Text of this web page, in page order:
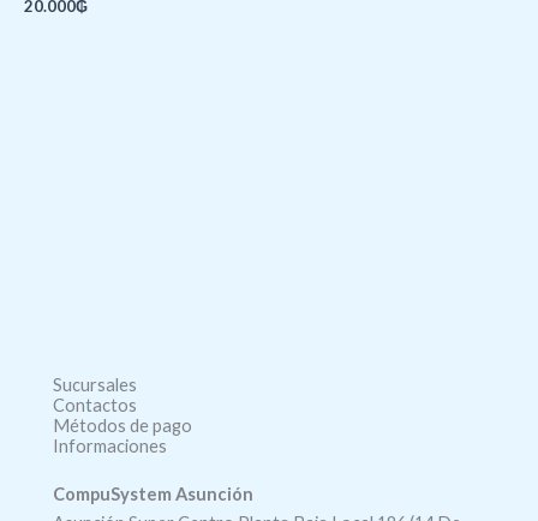
20.000₲
Sucursales
Contactos
Métodos de pago
Informaciones
CompuSystem Asunción